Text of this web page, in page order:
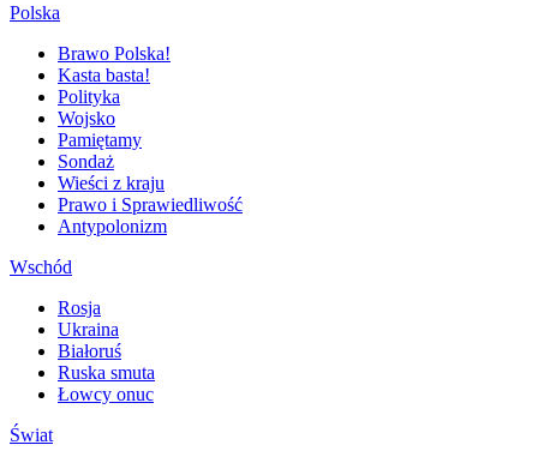
Polska
Brawo Polska!
Kasta basta!
Polityka
Wojsko
Pamiętamy
Sondaż
Wieści z kraju
Prawo i Sprawiedliwość
Antypolonizm
Wschód
Rosja
Ukraina
Białoruś
Ruska smuta
Łowcy onuc
Świat